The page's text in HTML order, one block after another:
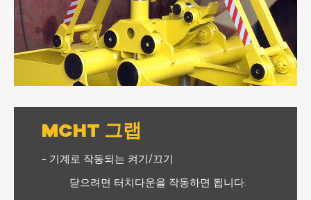
MCHT 그랩
- 기계로 작동되는 켜기/끄기
닫으려면 터치다운을 작동하면 됩니다.